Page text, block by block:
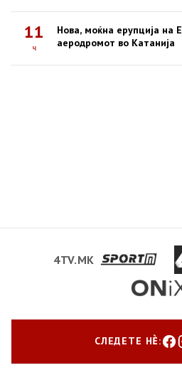
11
ч
Нова, моќна ерупција на
аеродромот во Катанија
4TV.MK
СЛЕДЕТЕ НЀ: